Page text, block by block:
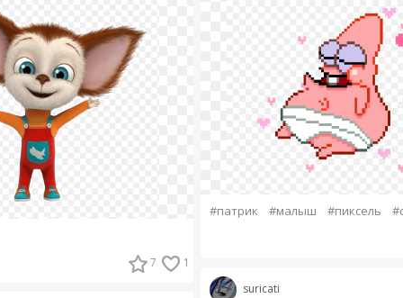
7 1
#патрик #малыш #пиксель
suricati